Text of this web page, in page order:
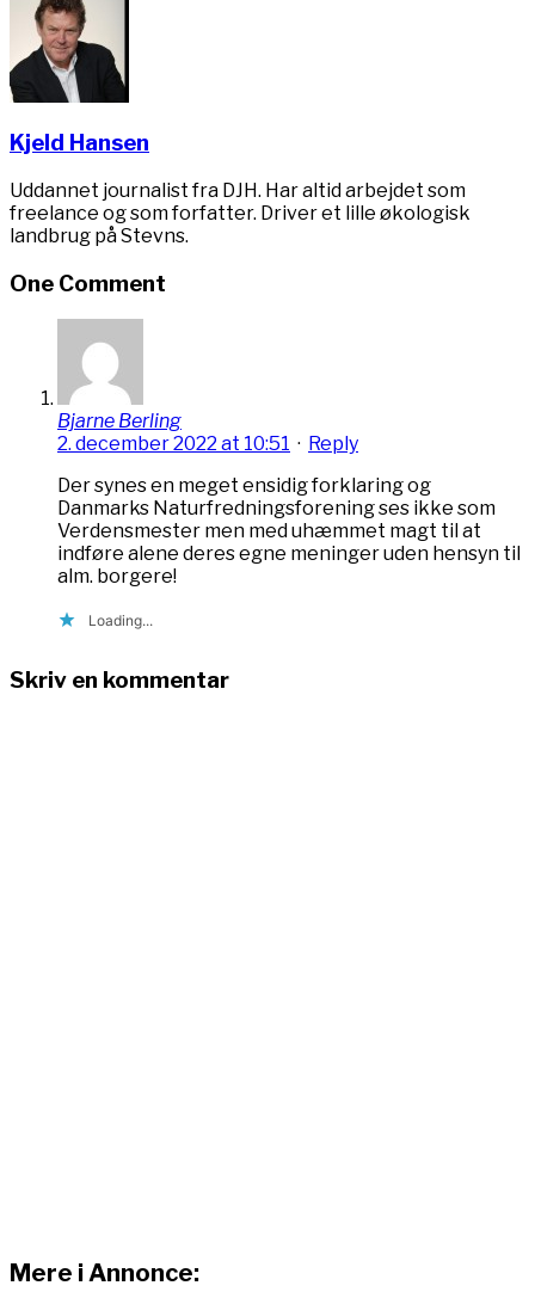
Kjeld Hansen
Uddannet journalist fra DJH. Har altid arbejdet som
freelance og som forfatter. Driver et lille økologisk
landbrug på Stevns.
One Comment
Bjarne Berling
2. december 2022 at 10:51 · Reply
Der synes en meget ensidig forklaring og
Danmarks Naturfredningsforening ses ikke som
Verdensmester men med uhæmmet magt til at
indføre alene deres egne meninger uden hensyn til
alm. borgere!
Loading...
Skriv en kommentar
Mere i Annonce: